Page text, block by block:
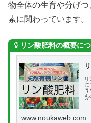
物全体の生育や分げ
素に関わっています。
リン酸肥料の概要に
に
的
www.noukaweb.com